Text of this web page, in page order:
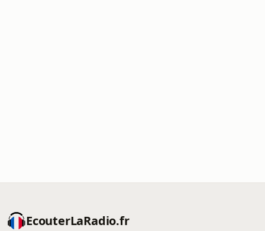
EcouterLaRadio.fr